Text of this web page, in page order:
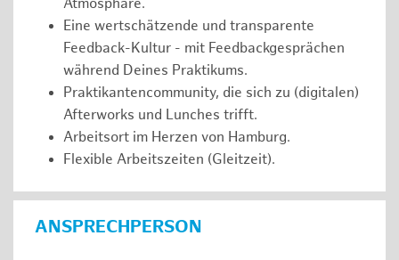
Atmosphäre.
Eine wertschätzende und transparente
Feedback-Kultur - mit Feedbackgesprächen
während Deines Praktikums.
Praktikantencommunity, die sich zu (digitalen)
Afterworks und Lunches trifft.
Arbeitsort im Herzen von Hamburg.
Flexible Arbeitszeiten (Gleitzeit).
ANSPRECHPERSON